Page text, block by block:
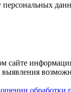
персональных
сайте